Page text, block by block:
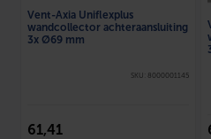
Vent-Axia Uniflexplus
wandcollector achteraansluiting
3x Ø69 mm
SKU: 8000001145
61,41